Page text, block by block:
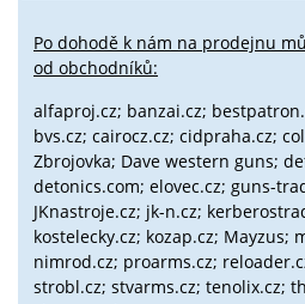
Po dohodě k nám na prodejnu
od obchodníků:
alfaproj.cz; banzai.cz;
bvs.cz; cairocz.cz; cidpraha.cz;
Zbrojovka; Dave western guns;
detonics.com; elovec.cz; guns-
JKnastroje.cz; jk-n.cz;
kostelecky.cz; kozap.cz; Mayzus;
nimrod.cz; proarms.cz;
strobl.cz; stvarms.cz; tenolix.cz;